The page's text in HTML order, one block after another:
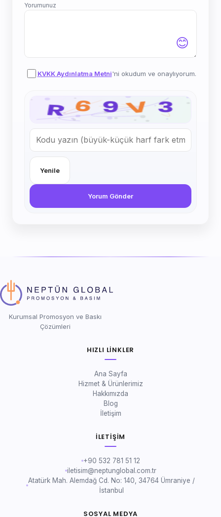
Yorumunuz
😊
KVKK Aydınlatma Metni'ni okudum ve onaylıyorum.
Yenile
Yorum Gönder
Kurumsal Promosyon ve Baskı
Çözümleri
HIZLI LINKLER
Ana Sayfa
Hizmet & Ürünlerimiz
Hakkımızda
Blog
İletişim
İLETIŞIM
+90 532 781 51 12
iletisim@neptunglobal.com.tr
Atatürk Mah. Alemdağ Cd. No: 140, 34764 Ümraniye /
İstanbul
SOSYAL MEDYA